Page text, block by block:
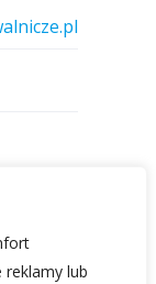
reklamy lub